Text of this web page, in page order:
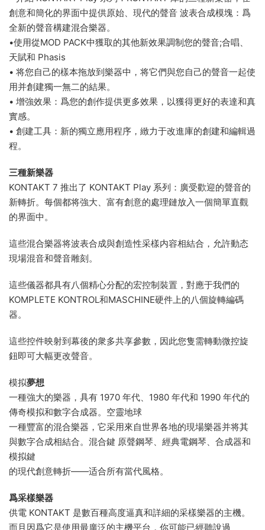
創意和簡化的界面中提供原始、現代的聲音 波表合成模塊：爲
全新的聲音構建混合樂器。
•使用從MOD PACK中獲取的其他新效果調制您的聲音;合唱、
天賦和 Phasis
• 将您自己的樣本拖放到樂器中，将它們與您自己的聲音一起使
用并創建獨一無二的結果。
• 增強效果：爲您的創作提供更多效果，以獲得更好的表達和真
實感。
• 創建工具：新的獨立應用程序，緻力于改進庫的創建和編輯過
程。
三種新樂器
KONTAKT 7 推出了 KONTAKT Play 系列：廣受歡迎的聲音的
新轉折。每個都将強大、富有創意的處理鏈放入一個簡單直觀
的界面中。
這些混合樂器将波表合成與創造性采樣内容相結合，允許動态
現場混音和聲音雕刻。
這些儀器都具有八個精心分配的宏控制裝置，對應于我們的
KOMPLETE KONTROL和MASCHINE硬件上的八個旋轉編碼
器。
這些控件映射到幕後的衆多共享參數，因此您隻需轉動微控旋
鈕即可大幅更改聲音。
模拟夢想
一種強大的樂器，具有 1970 年代、1980 年代和 1990 年代的
傳奇模拟和數字合成器。空靈地球
一種豐富的混合樂器，它采用來自世界各地的現場樂器并将其
與數字合成相結合。混合鍵 原聲鋼琴、經典電鋼琴、合成器和
模拟鍵
的現代創意轉折——适合所有當代風格。
爲采樣樂器
供電 KONTAKT 是數百種高度逼真和詳細的采樣樂器的主機。
而且因爲它是使用最廣泛的主機平台，你可能已經聽說過